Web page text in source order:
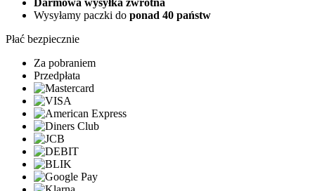
Wysyłamy paczki do ponad 40 państw
Płać bezpiecznie
Za pobraniem
Przedpłata